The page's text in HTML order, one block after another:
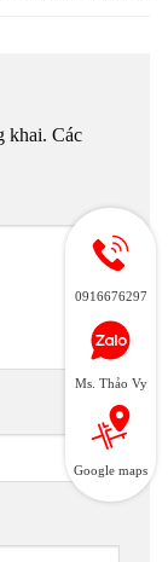
khai. Các
0916676297
Ms. Thảo Vy
Google maps